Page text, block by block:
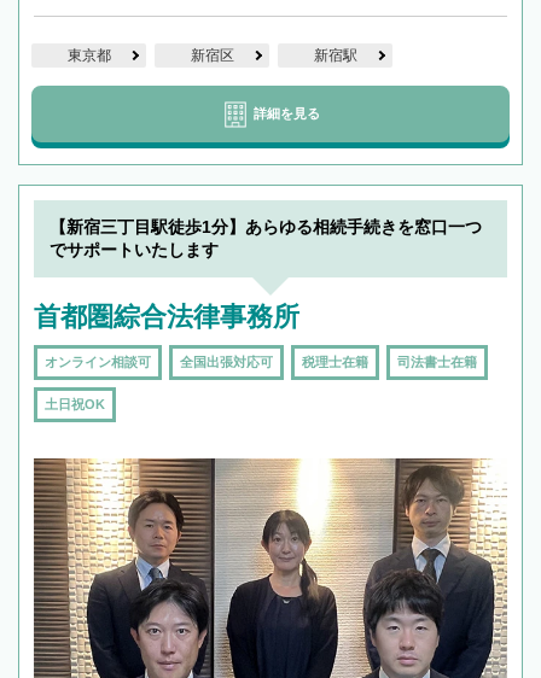
東京都 新宿区 新宿駅
詳細を見る
【新宿三丁目駅徒歩1分】あらゆる相続手続きを窓口一つ
でサポートいたします
首都圏綜合法律事務所
オンライン相談可 全国出張対応可 税理士在籍 司法書士在籍
土日祝OK